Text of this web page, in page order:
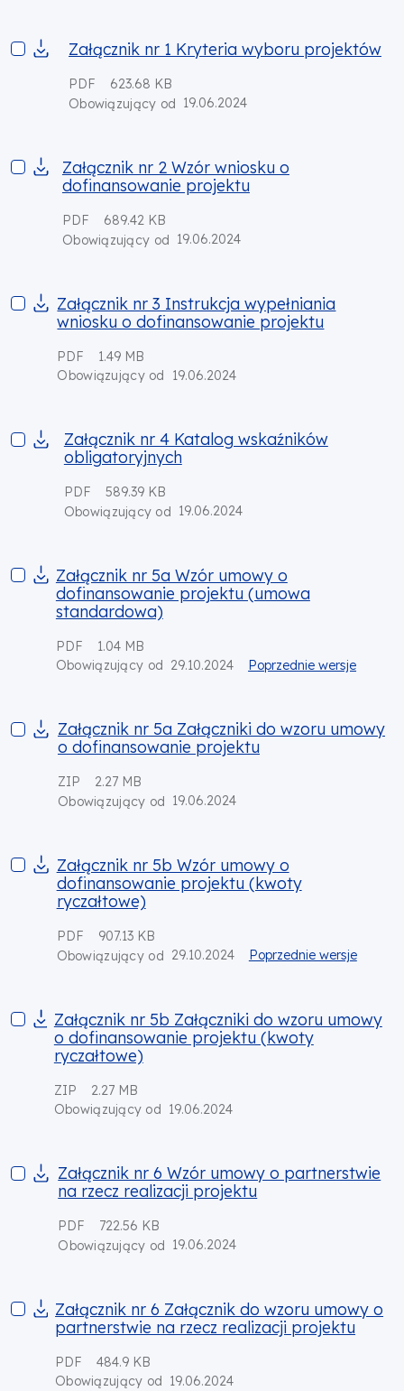
Załącznik nr 1 Kryteria wyboru projektów
Załącznik nr 1 Kryteria wyboru projektów
PDF
623.68 KB
Obowiązujący od 19.06.2024
Załącznik nr 2 Wzór wniosku o dofinansowanie projektu
Załącznik nr 2 Wzór wniosku o
dofinansowanie projektu
PDF
689.42 KB
Obowiązujący od 19.06.2024
Załącznik nr 3 Instrukcja wypełniania wniosku o
Załącznik nr 3 Instrukcja wypełniania
wniosku o dofinansowanie projektu
PDF
1.49 MB
Obowiązujący od
19.06.2024
Załącznik nr 4 Katalog wskaźników obligatoryjnych
Załącznik nr 4 Katalog wskaźników
obligatoryjnych
PDF
589.39 KB
Obowiązujący od 19.06.2024
Załącznik nr 5a Wzór umowy o dofinansowanie projektu
Załącznik nr 5a Wzór umowy o
dofinansowanie projektu (umowa
standardowa)
PDF
1.04 MB
Obowiązujący od
29.10.2024 Poprzednie wersje
Załącznik nr 5a Załączniki do wzoru umowy o
Załącznik nr 5a Załączniki do wzoru umowy
o dofinansowanie projektu
ZIP
2.27 MB
Obowiązujący od 19.06.2024
Załącznik nr 5b Wzór umowy o dofinansowanie projektu
Załącznik nr 5b Wzór umowy o
dofinansowanie projektu (kwoty
ryczałtowe)
PDF
907.13 KB
Obowiązujący od 29.10.2024 Poprzednie wersje
Załącznik nr 5b Załączniki do wzoru umowy o
Załącznik nr 5b Załączniki do wzoru umowy
o dofinansowanie projektu (kwoty
ryczałtowe)
ZIP
2.27 MB
Obowiązujący od 19.06.2024
Załącznik nr 6 Wzór umowy o partnerstwie na rzecz
Załącznik nr 6 Wzór umowy o partnerstwie
na rzecz realizacji projektu
PDF
722.56 KB
Obowiązujący od 19.06.2024
Załącznik nr 6 Załącznik do wzoru umowy o partnerstwie na
Załącznik nr 6 Załącznik do wzoru umowy o
partnerstwie na rzecz realizacji projektu
PDF
484.9 KB
Obowiązujący od
19.06.2024